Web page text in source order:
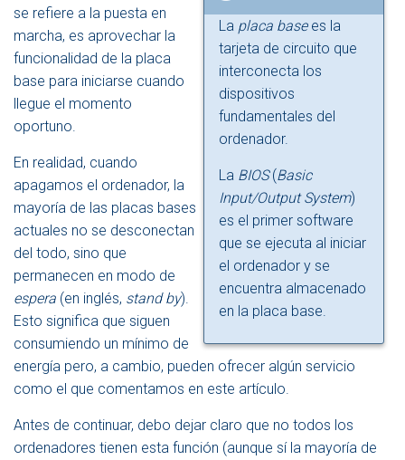
La placa basees la
tarjeta de circuito que
interconecta los
dispositivos
fundamentales del
ordenador.
La BIOS(Basic
Input/Output System)
es el primer software
que se ejecuta al iniciar
el ordenador y se
encuentra almacenado
en la placa base.
se refiere a la puesta en
marcha, es aprovechar la
funcionalidad de la placa
base para iniciarse cuando
llegue el momento
oportuno.
En realidad, cuando
apagamos el ordenador, la
mayoría de las placas bases
actuales no se desconectan
del todo, sino que
permanecen en modo de
espera (en inglés, stand by).
Esto significa que siguen
consumiendo un mínimo de
energía pero, a cambio, pueden ofrecer algún servicio
como el que comentamos en este artículo.
Antes de continuar, debo dejar claro que no todos los
ordenadores tienen esta función (aunque sí la mayoría de